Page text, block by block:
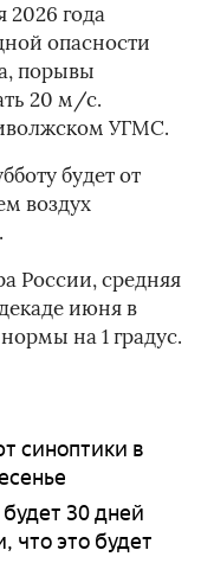
2026 года
опасности
порывы
20 м/с.
УГМС.
будет от
воздух
России, средняя
июня в
на 1 градус.
синоптики в
30 дней
что это будет